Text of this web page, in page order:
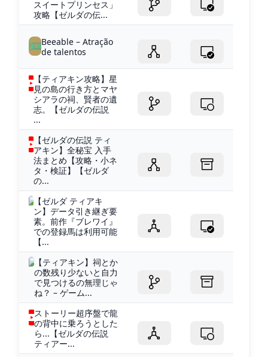
スイートプリンセス」
攻略【ゼルダの伝...
Beeable – Atração
de talentos
【ティアキン攻略】星
見の島の行き方とマヤ
シアラの祠、賢者の遺
志。【ゼルダの伝説
...
【ゼルダの伝説 ティ
アキン】全秘宝 入手
法まとめ【攻略・小ネ
タ・検証】【ゼルダ
の...
【ゼルダ ティアキ
ン】データ引き継ぎ要
素。前作『ブレワイ』
での登録馬は利用可能
【...
【ティアキン】祠とか
の数残り少ないと自力
で見つけるの無理じゃ
ね？ – ゲーム...
ストーリー超序盤で龍
の背中に乗ろうとした
ら...【ゼルダの伝説
ティアー...